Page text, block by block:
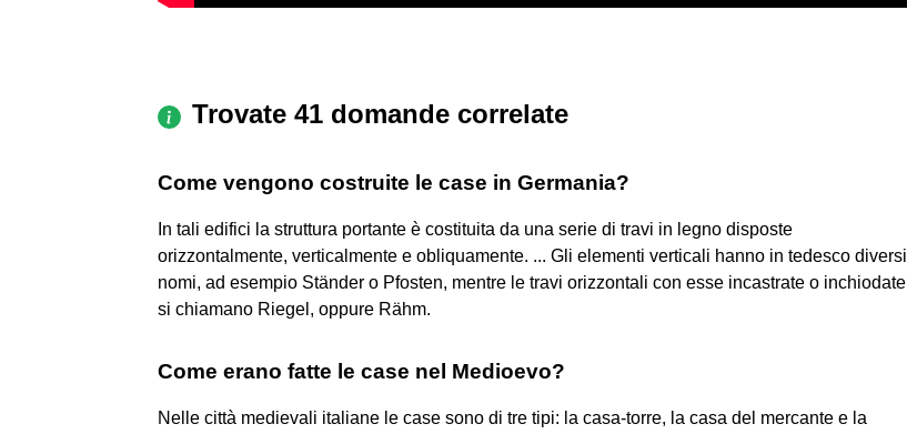
Trovate 41 domande correlate
Come vengono costruite le case in Germania?
In tali edifici la struttura portante è costituita da una serie di travi in legno disposte
orizzontalmente, verticalmente e obliquamente. ... Gli elementi verticali hanno in tedesco diversi
nomi, ad esempio Ständer o Pfosten, mentre le travi orizzontali con esse incastrate o inchiodate
si chiamano Riegel, oppure Rähm.
Come erano fatte le case nel Medioevo?
Nelle città medievali italiane le case sono di tre tipi: la casa-torre, la casa del mercante e la